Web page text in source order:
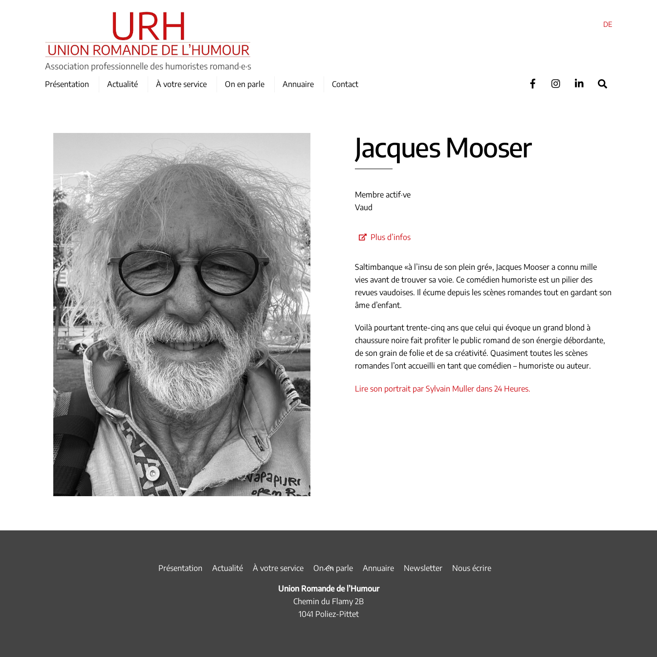
Association professionnelle des humoristes romand·e·s
Présentation Actualité À votre service On en parle Annuaire Contact
DE
Jacques Mooser
Membre actif·ve
Vaud
Plus d’infos
Saltimbanque «à l’insu de son plein gré», Jacques Mooser a connu mille
vies avant de trouver sa voie. Ce comédien humoriste est un pilier des
revues vaudoises. Il écume depuis les scènes romandes tout en gardant son
âme d’enfant.
Voilà pourtant trente-cinq ans que celui qui évoque un grand blond à
chaussure noire fait profiter le public romand de son énergie débordante,
de son grain de folie et de sa créativité. Quasiment toutes les scènes
romandes l’ont accueilli en tant que comédien – humoriste ou auteur.
Lire son portrait par Sylvain Muller dans 24 Heures.
Back
Top
Présentation Actualité À votre service On en parle Annuaire Newsletter Nous écrire
Union Romande de l’Humour
Chemin du Flamy 2B
1041 Poliez-Pittet